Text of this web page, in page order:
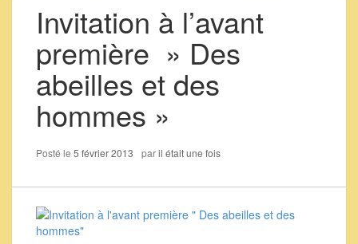
Invitation à l’avant
première » Des
abeilles et des
hommes »
Posté le 5 février 2013 paril était une fois